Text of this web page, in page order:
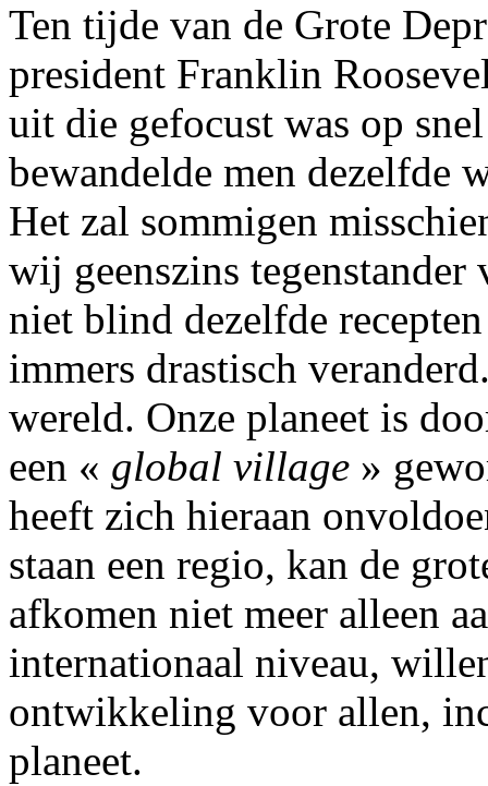
Ten tijde van de Grote
president Franklin
uit die gefocust was op
bewandelde men dezelfde
Het zal sommigen
wij geenszins tegenstander
niet blind dezelfde
immers drastisch
wereld. Onze planeet is
een « global village »
heeft zich hieraan
staan een regio, kan de
afkomen niet meer alleen
internationaal niveau,
ontwikkeling voor allen,
planeet.